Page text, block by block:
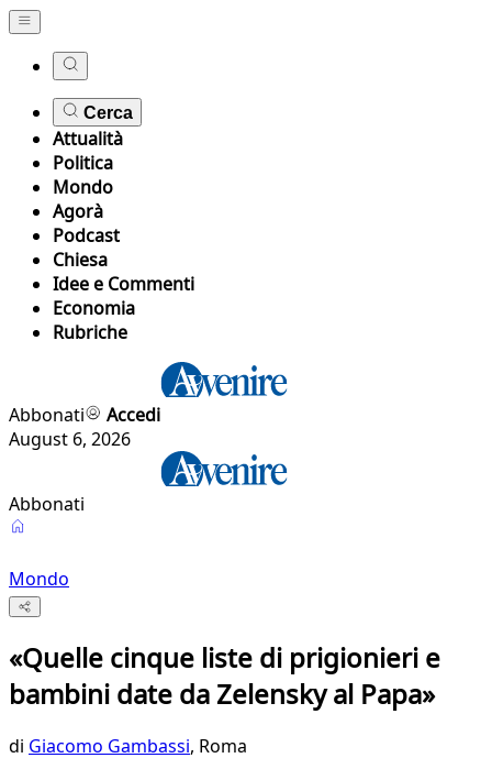
Cerca
Attualità
Politica
Mondo
Agorà
Podcast
Chiesa
Idee e Commenti
Economia
Rubriche
Abbonati
Accedi
August 6, 2026
Abbonati
Mondo
«Quelle cinque liste di prigionieri e
bambini date da Zelensky al Papa»
di Giacomo Gambassi, Roma